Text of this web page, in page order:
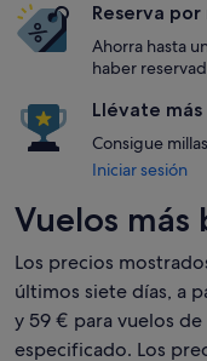
Reserva por
Ahorra hasta
haber
Llévate
Consigue
Iniciar sesión
Vuelos más
Los precios
últimos siete días, a
y 59 € para vuelos
especificado. Los